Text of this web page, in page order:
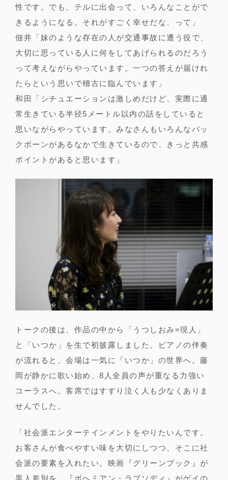
性です。でも、テルに出会って、いろんなことがで
きるようになる。それがすごく幸せだな、って」
佃井「妹のような存在の人が交通事故に遭う役で、
大切に思っている人に何をしてあげられるのだろう
って考えながらやっています。一つの答えが届けれ
たらという思いで稽古に臨んでいます」
和田「シチュエーションは激しめだけど、実際に通
常生きている半径5メートル以内の話をしていると
思いながらやっています。みなさんもいろんなバッ
クボーンがあるなかで生きているので、きっと共感
ポイントがあると思います」
トークの後は、作品の中から「うつしおみ=現人」
と「いつか」を生で初披露しました。ピアノの伴奏
が流れると、会場は一気に「いつか」の世界へ。藤
岡が静かに歌い始め、8人全員の声が重なる力強い
コーラスへ。客席ではすすり泣く人も少なくありま
せんでした。
「社会派エンターテインメントをやりたいんです。
お客さんが食べやすい味を大切にしつつ、そこに社
会派の要素を入れたい。映画『グリーンブック』が
黒人差別を、『ボヘミアン・ラプソディ』がゲイの